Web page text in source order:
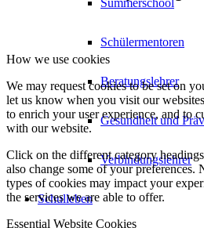
Summerschool
Schülermentoren
Beratungslehrer
Gesundheit und
Verbindungslehrer
Schulleben
How we use cookies
We may request cookies to be set on
let us know when you visit our
to enrich your user experience, and to
with our website.
Click on the different category
also change some of your preferences.
types of cookies may impact your
the services we are able to offer.
Essential Website Cookies